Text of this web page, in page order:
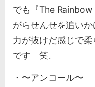
でも『The
がらせんせを追い
力が抜けだ感じで
です 笑。
・〜アンコール〜